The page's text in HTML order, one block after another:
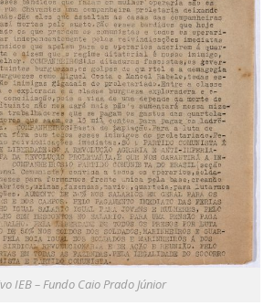
Curso
IEB – Fundo Caio Prado Júnior